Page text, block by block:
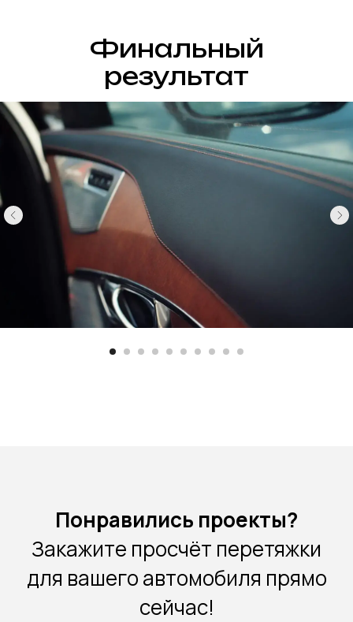
Финальный
результат
Понравились проекты?
Закажите просчёт перетяжки
для вашего автомобиля прямо
сейчас!